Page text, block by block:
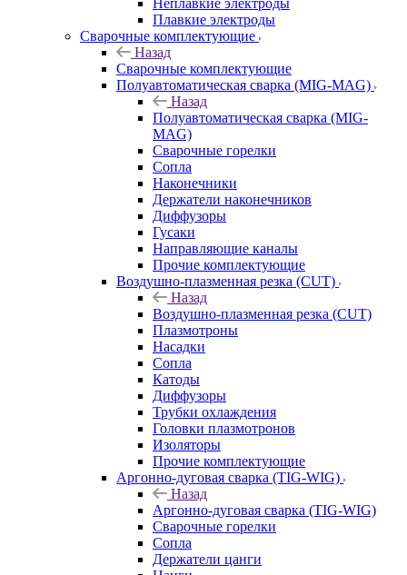
Неплавкие электроды
Плавкие электроды
Сварочные комплектующие
Назад
Сварочные комплектующие
Полуавтоматическая сварка (MIG-MAG)
Назад
Полуавтоматическая сварка (MIG-
MAG)
Сварочные горелки
Сопла
Наконечники
Держатели наконечников
Диффузоры
Гусаки
Направляющие каналы
Прочие комплектующие
Воздушно-плазменная резка (CUT)
Назад
Воздушно-плазменная резка (CUT)
Плазмотроны
Насадки
Сопла
Катоды
Диффузоры
Трубки охлаждения
Головки плазмотронов
Изоляторы
Прочие комплектующие
Аргонно-дуговая сварка (TIG-WIG)
Назад
Аргонно-дуговая сварка (TIG-WIG)
Сварочные горелки
Сопла
Держатели цанги